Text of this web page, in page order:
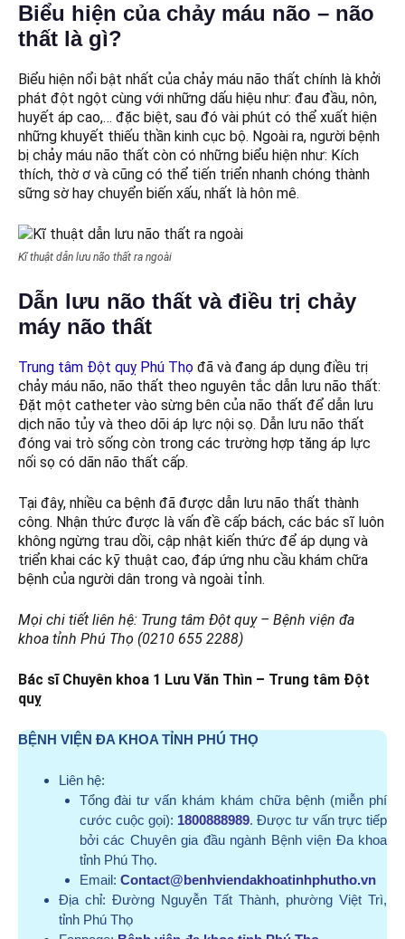
Biểu hiện của chảy máu não – não
thất là gì?
Biểu hiện nổi bật nhất của chảy máu não thất chính là khởi
phát đột ngột cùng với những dấu hiệu như: đau đầu, nôn,
huyết áp cao,… đặc biệt, sau đó vài phút có thể xuất hiện
những khuyết thiếu thần kinh cục bộ. Ngoài ra, người bệnh
bị chảy máu não thất còn có những biểu hiện như: Kích
thích, thờ ơ và cũng có thể tiến triển nhanh chóng thành
sững sờ hay chuyển biến xấu, nhất là hôn mê.
Kĩ thuật dẫn lưu não thất ra ngoài
Dẫn lưu não thất và điều trị chảy
máy não thất
Trung tâm Đột quỵ Phú Thọ đã và đang áp dụng điều trị
chảy máu não, não thất theo nguyên tắc dẫn lưu não thất:
Đặt một catheter vào sừng bên của não thất để dẫn lưu
dịch não tủy và theo dõi áp lực nội sọ. Dẫn lưu não thất
đóng vai trò sống còn trong các trường hợp tăng áp lực
nối sọ có dãn não thất cấp.
Tại đây, nhiều ca bệnh đã được dẫn lưu não thất thành
công. Nhận thức được là vấn đề cấp bách, các bác sĩ luôn
không ngừng trau dồi, cập nhật kiến thức để áp dụng và
triển khai các kỹ thuật cao, đáp ứng nhu cầu khám chữa
bệnh của người dân trong và ngoài tỉnh.
Mọi chi tiết liên hệ: Trung tâm Đột quỵ – Bệnh viện đa
khoa tỉnh Phú Thọ (0210 655 2288)
Bác sĩ Chuyên khoa 1 Lưu Văn Thìn – Trung tâm Đột
quỵ
BỆNH VIỆN ĐA KHOA TỈNH PHÚ THỌ
Liên hệ:
Tổng đài tư vấn khám khám chữa bệnh (miễn phí
cước cuộc gọi): 1800888989. Được tư vấn trực tiếp
bởi các Chuyên gia đầu ngành Bệnh viện Đa khoa
tỉnh Phú Thọ.
Email: Contact@benhviendakhoatinhphutho.vn
Địa chỉ: Đường Nguyễn Tất Thành, phường Việt Trì,
tỉnh Phú Thọ